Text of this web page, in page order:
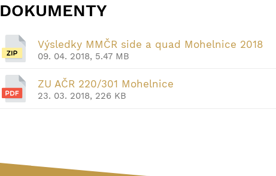
DOKUMENTY
Výsledky MMČR side a quad Mohelnice 2018
09. 04. 2018, 5.47 MB
ZU AČR 220/301 Mohelnice
23. 03. 2018, 226 KB